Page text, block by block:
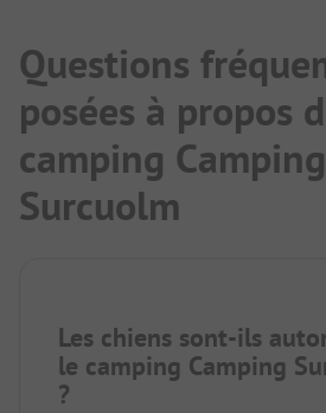
Questions
posées à propos
camping Camping
Surcuolm
Les chiens sont-ils
le camping Camping
?